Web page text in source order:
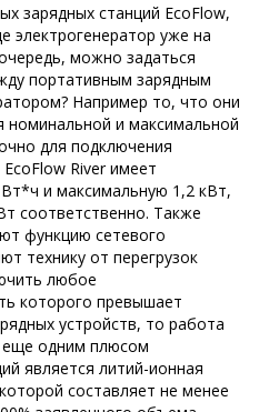
зарядных станций EcoFlow,
электрогенератор уже на
можно задаться
портативным зарядным
Например то, что они
и максимальной
для подключения
River имеет
и максимальную 1,2 кВт,
соответственно. Также
функцию сетевого
технику от перегрузок
любое
которого превышает
устройств, то работа
еще одним плюсом
является литий-ионная
составляет не менее